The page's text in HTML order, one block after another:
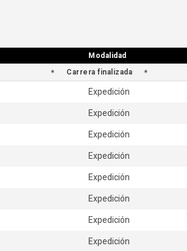
Modalidad
Carrera finalizada
Expedición
Expedición
Expedición
Expedición
Expedición
Expedición
Expedición
Expedición
Modalidad